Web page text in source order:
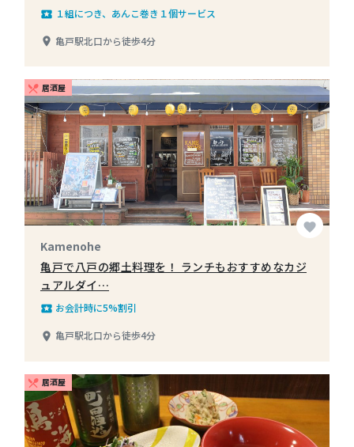
local_play １組につき、あんこ巻き１個サービス
place 亀戸駅北口から徒歩4分
restaurant_menu 居酒屋
favorite
Kamenohe
亀戸で八戸の郷土料理を！ ランチもおすすめなカジ
ュアルダイ…
local_play お会計時に5%割引
place 亀戸駅北口から徒歩4分
restaurant_menu 居酒屋